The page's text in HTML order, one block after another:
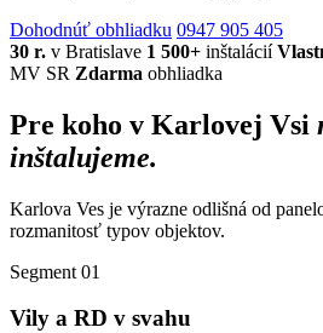
Dohodnúť obhliadku 0947 905 405
30 r. v Bratislave 1 500+ inštalácií
MV SR Zdarma obhliadka
Pre koho v Karlovej Vsi
inštalujeme.
Karlova Ves je výrazne odlišná od
rozmanitosť typov objektov.
Segment 01
Vily a RD v svahu